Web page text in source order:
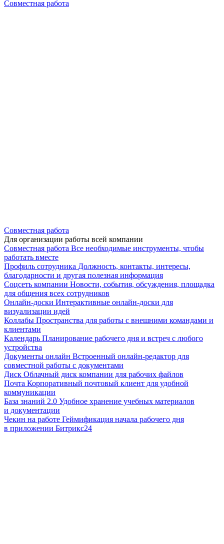
Совместная работа
Совместная работа
Для организации работы всей компании
Совместная работа Все необходимые инструменты, чтобы
работать вместе
Профиль сотрудника Должность, контакты, интересы,
благодарности и другая полезная информация
Соцсеть компании Новости, события, обсуждения, площадка
для общения всех сотрудников
Онлайн-доски Интерактивные онлайн-доски для
визуализации идей
Коллабы Пространства для работы с внешними командами и
клиентами
Календарь Планирование рабочего дня и встреч с любого
устройства
Документы онлайн Встроенный онлайн-редактор для
совместной работы с документами
Диск Облачный диск компании для рабочих файлов
Почта Корпоративный почтовый клиент для удобной
коммуникации
База знаний 2.0 Удобное хранение учебных материалов
и документации
Чекин на работе Геймификация начала рабочего дня
в приложении Битрикс24